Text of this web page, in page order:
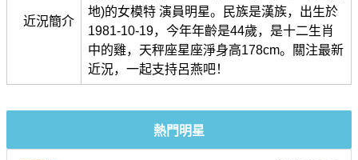
近況簡介
地)的女模特 演員明星。民族是漢族，出生於
1981-10-19，今年年齡是44歲，是十二生肖
中的雞，天秤座星座淨身高178cm。關注最新
近況，一起支持呂燕吧！
熱門明星